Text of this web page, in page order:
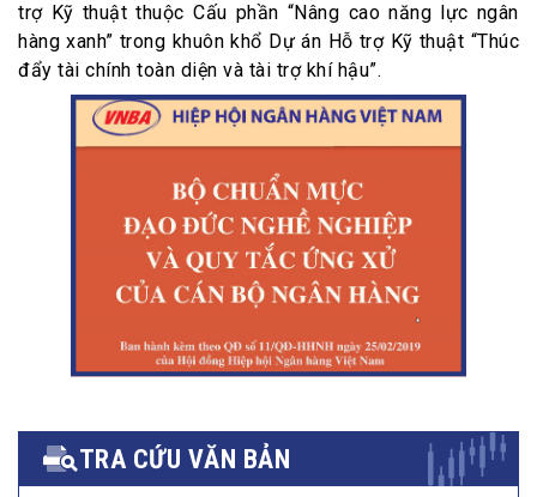
trợ Kỹ thuật thuộc Cấu phần “Nâng cao năng lực ngân
hàng xanh” trong khuôn khổ Dự án Hỗ trợ Kỹ thuật “Thúc
đẩy tài chính toàn diện và tài trợ khí hậu”.
TRA CỨU VĂN BẢN